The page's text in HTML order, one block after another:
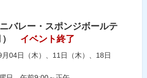
バレー・スポンジボールテ
イベント終了
04日（木）、11日（木）、18日